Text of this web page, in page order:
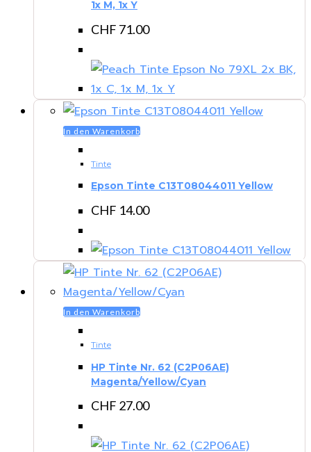
1x M, 1x Y
CHF 71.00
In den Warenkorb
Tinte
Epson Tinte C13T08044011 Yellow
CHF 14.00
In den Warenkorb
Tinte
HP Tinte Nr. 62 (C2P06AE)
Magenta/Yellow/Cyan
CHF 27.00